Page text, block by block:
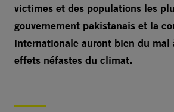
victimes et des populations les
gouvernement pakistanais et la
internationale auront bien du mal
effets néfastes du climat.